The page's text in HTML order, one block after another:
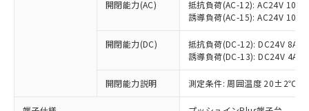
開閉能力(AC)
抵抗負荷(AC-12): AC24V 10A/
誘導負荷(AC-15): AC24V
開閉能力(DC)
抵抗負荷(DC-12): DC24V 8A/
誘導負荷(DC-13): DC24V 4A/
開閉能力説明 測定条件: 周囲温度 20±2℃、
本サービスは、当社制御機器事業取扱
商品の当社在庫状況および標準価格
(税抜)を提供させていただくもので
当社制御機器事業取扱商品の中には、
本サービスの対象外となる商品もある
ことをご了承ください。
調査・確認中：EU RoHS指令（10物質）の
非含有の対応状況を調査中または確認中の
非該当品：ライセンス料など無形物で、有
害物質有無と関係のない商品です。
仕入先様の事情により、非含有部品として
むを得ず変更することがあります。
「○」：最大均質材料含有率が中国RoHSの
基準値以下であることを示します。
「×」：最大均質材料含有率が中国RoHSの
基準値を超えていることを示します。
「－」：未確認です。当社販売部門へお問
当社は、これら貴社製品のうち、外国